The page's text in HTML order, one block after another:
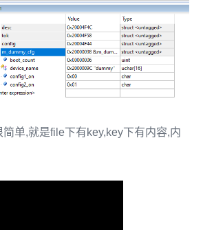
单,就是file下有key,key下有内容,内